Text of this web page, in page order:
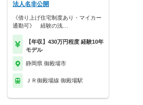
法人名非公開
《借り上げ住宅制度あり・マイカー
通勤可》 経験の浅…
【年収】430万円程度 経験10年
モデル
静岡県 御殿場市
ＪＲ御殿場線 御殿場駅